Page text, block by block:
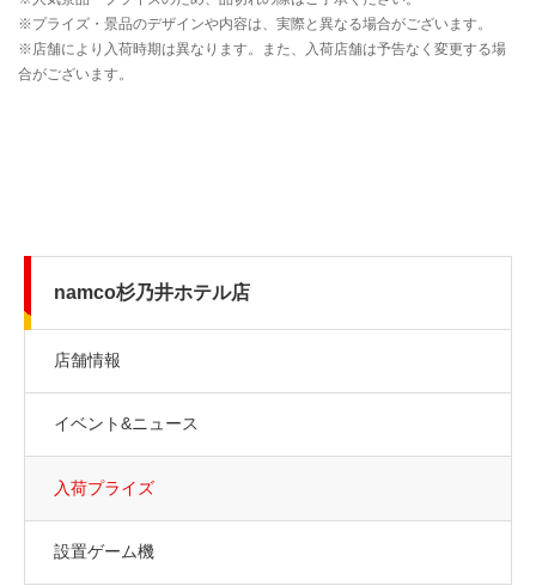
namco杉乃井ホテル店
店舗情報
イベント&ニュース
入荷プライズ
設置ゲーム機